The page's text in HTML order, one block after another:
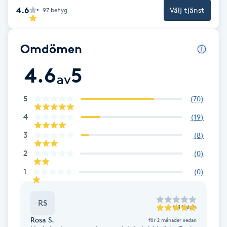
Faceliftmassage
Fet hårbotten
Fettreducering
Fibromassage
Fotmassage
4.6 97 betyg Välj tjänst
Omdömen
4.6av5
5 (70)
4 (19)
3 (8)
2 (0)
1 (0)
RS till Laleh
Rosa S. för 2 månader sedan